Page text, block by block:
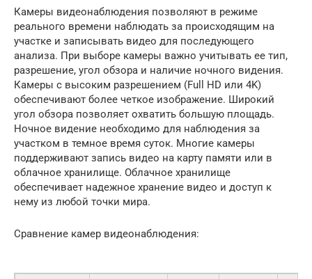
Камеры видеонаблюдения позволяют в режиме
реального времени наблюдать за происходящим на
участке и записывать видео для последующего
анализа. При выборе камеры важно учитывать ее тип,
разрешение, угол обзора и наличие ночного видения.
Камеры с высоким разрешением (Full HD или 4K)
обеспечивают более четкое изображение. Широкий
угол обзора позволяет охватить большую площадь.
Ночное видение необходимо для наблюдения за
участком в темное время суток. Многие камеры
поддерживают запись видео на карту памяти или в
облачное хранилище. Облачное хранилище
обеспечивает надежное хранение видео и доступ к
нему из любой точки мира.
Сравнение камер видеонаблюдения: